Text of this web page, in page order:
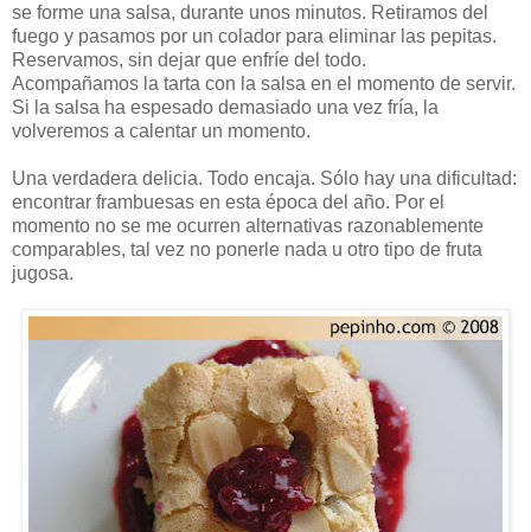
se forme una salsa, durante unos minutos. Retiramos del
fuego y pasamos por un colador para eliminar las pepitas.
Reservamos, sin dejar que enfríe del todo.
Acompañamos la tarta con la salsa en el momento de servir.
Si la salsa ha espesado demasiado una vez fría, la
volveremos a calentar un momento.
Una verdadera delicia. Todo encaja. Sólo hay una dificultad:
encontrar frambuesas en esta época del año. Por el
momento no se me ocurren alternativas razonablemente
comparables, tal vez no ponerle nada u otro tipo de fruta
jugosa.